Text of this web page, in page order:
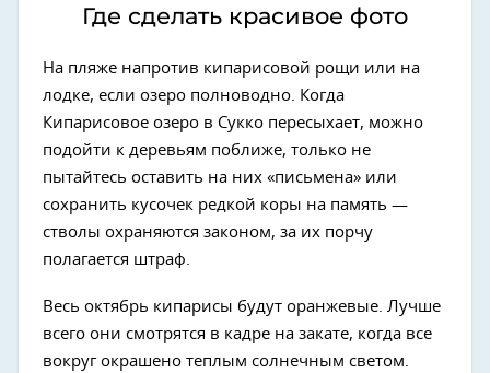
Где сделать красивое фото
На пляже напротив кипарисовой рощи или на
лодке, если озеро полноводно. Когда
Кипарисовое озеро в Сукко пересыхает, можно
подойти к деревьям поближе, только не
пытайтесь оставить на них «письмена» или
сохранить кусочек редкой коры на память —
стволы охраняются законом, за их порчу
полагается штраф.
Весь октябрь кипарисы будут оранжевые. Лучше
всего они смотрятся в кадре на закате, когда все
вокруг окрашено теплым солнечным светом.